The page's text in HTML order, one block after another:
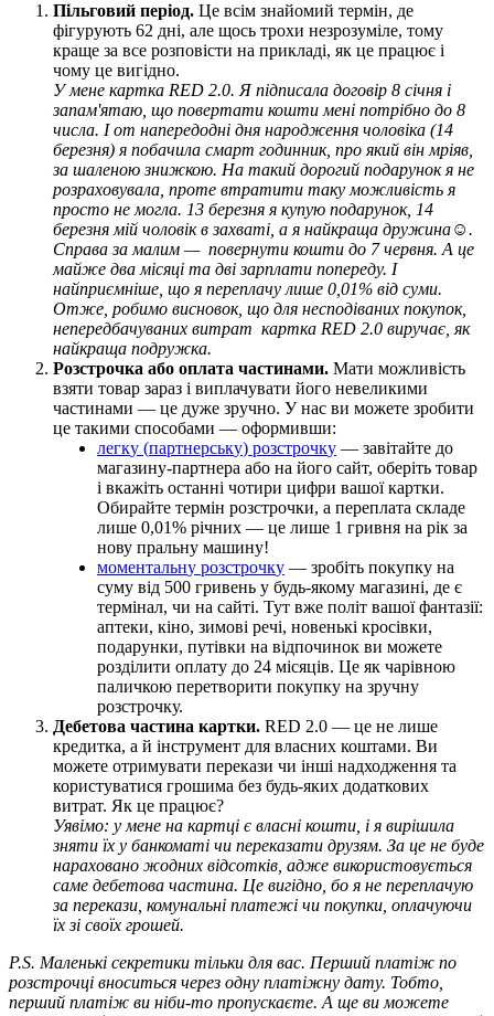
Пільговий період. Це всім знайомий термін, де
фігурують 62 дні, але щось трохи незрозуміле, тому
краще за все розповісти на прикладі, як це працює і
чому це вигідно.
У мене картка RED 2.0. Я підписала договір 8 січня і
запам'ятаю, що повертати кошти мені потрібно до 8
числа. І от напередодні дня народження чоловіка (14
березня) я побачила смарт годинник, про який він мріяв,
за шаленою знижкою. На такий дорогий подарунок я не
розраховувала, проте втратити таку можливість я
просто не могла. 13 березня я купую подарунок, 14
березня мій чоловік в захваті, а я найкраща дружина☺.
Справа за малим — повернути кошти до 7 червня. А це
майже два місяці та дві зарплати попереду. І
найприємніше, що я переплачу лише 0,01% від суми.
Отже, робимо висновок, що для несподіваних покупок,
непередбачуваних витрат картка RED 2.0 виручає, як
найкраща подружка.
Розстрочка або оплата частинами. Мати можливість
взяти товар зараз і виплачувати його невеликими
частинами — це дуже зручно. У нас ви можете зробити
це такими способами — оформивши:
легку (партнерську) розстрочку — завітайте до
магазину-партнера або на його сайт, оберіть товар
і вкажіть останні чотири цифри вашої картки.
Обирайте термін розстрочки, а переплата складе
лише 0,01% річних — це лише 1 гривня на рік за
нову пральну машину!
моментальну розстрочку — зробіть покупку на
суму від 500 гривень у будь-якому магазині, де є
термінал, чи на сайті. Тут вже політ вашої фантазії:
аптеки, кіно, зимові речі, новенькі кросівки,
подарунки, путівки на відпочинок ви можете
розділити оплату до 24 місяців. Це як чарівною
паличкою перетворити покупку на зручну
розстрочку.
Дебетова частина картки. RED 2.0 — це не лише
кредитка, а й інструмент для власних коштами. Ви
можете отримувати перекази чи інші надходження та
користуватися грошима без будь-яких додаткових
витрат. Як це працює?
Уявімо: у мене на картці є власні кошти, і я вирішила
зняти їх у банкоматі чи переказати друзям. За це не буде
нараховано жодних відсотків, адже використовується
саме дебетова частина. Це вигідно, бо я не переплачую
за перекази, комунальні платежі чи покупки, оплачуючи
їх зі своїх грошей.
P.S. Маленькі секретики тільки для вас. Перший платіж по
розстрочці вноситься через одну платіжну дату. Тобто,
перший платіж ви ніби-то пропускаєте. А ще ви можете